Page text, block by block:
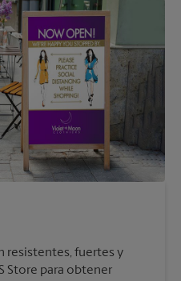
resistentes, fuertes y
Store para obtener